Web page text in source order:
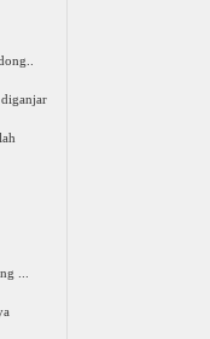
...